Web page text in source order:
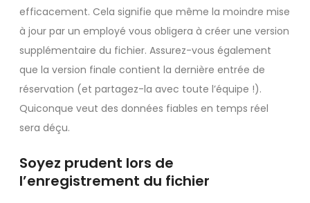
efficacement. Cela signifie que même la moindre mise
à jour par un employé vous obligera à créer une version
supplémentaire du fichier. Assurez-vous également
que la version finale contient la dernière entrée de
réservation (et partagez-la avec toute l’équipe !).
Quiconque veut des données fiables en temps réel
sera déçu.
Soyez prudent lors de
l’enregistrement du fichier